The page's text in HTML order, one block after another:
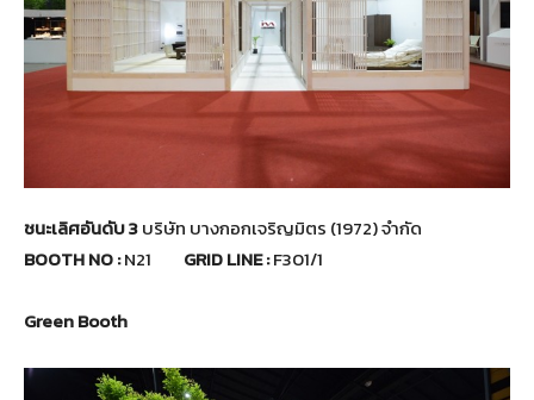
ชนะเลิศอันดับ 3บริษัท บางกอกเจริญมิตร (1972) จำกัด
BOOTH NO :N21 GRID LINE :F301/1
Green Booth